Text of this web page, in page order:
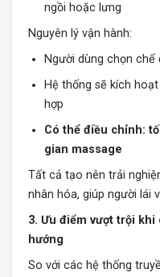
ngồi hoặc lưng
Nguyên lý vận hành:
Người dùng chọn
Hệ thống sẽ kích
hợp
Có thể điều chỉnh:
gian massage
Tất cả tạo nên trải
nhân hóa, giúp người lái
3. Ưu điểm vượt trội
hướng
So với các hệ thống